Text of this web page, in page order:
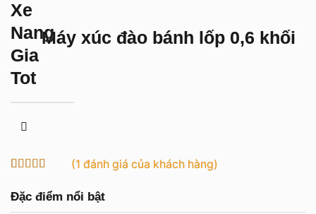
Máy xúc đào bánh lốp 0,6 khối
trênđánh
giá
(1 đánh giá của khách hàng)
Đặc điểm nổi bật